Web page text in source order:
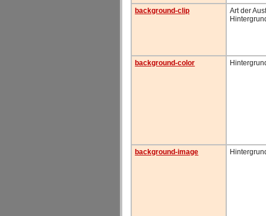
background-clip
Art der
background-color
background-image